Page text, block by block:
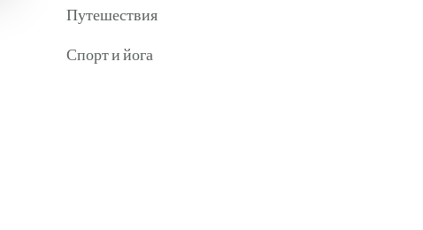
Путешествия
Спорт и йога